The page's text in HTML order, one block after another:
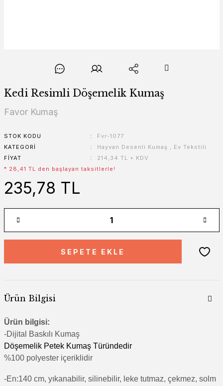
Kedi Resimli Döşemelik Kumaş
Favor Kumaş
STOK KODU
Fvr-1077
KATEGORI
Hayvan Desenli Kumaş , Ev Tekstili
FIYAT
214,34 TL + KDV
* 28,41 TL den başlayan taksitlerle!
235,78 TL
SEPETE EKLE
Ürün Bilgisi
Ürün bilgisi:
-Dijital Baskılı Kumaş
Döşemelik Petek Kumaş Türündedir
%100 polyester içeriklidir
-En:140 cm, yıkanabilir, silinebilir, leke tutmaz, çekmez, solm